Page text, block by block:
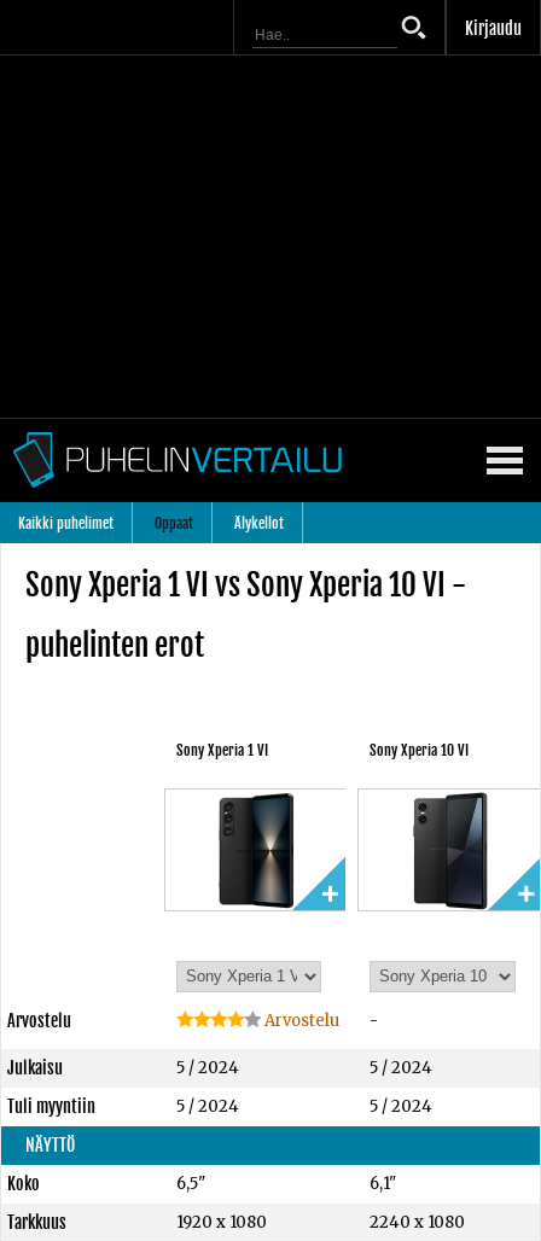
Kirjaudu
Kaikki puhelimet Oppaat Älykellot
Sony Xperia 1 VI vs Sony Xperia 10 VI -
puhelinten erot
Sony Xperia 1 VI Sony Xperia 10 VI
Arvostelu Arvostelu -
Julkaisu 5 / 2024
5 / 2024
Tuli myyntiin
5 / 2024
5 / 2024
NÄYTTÖ
Koko
6,5"
6,1"
Tarkkuus
1920 x 1080
2240 x 1080